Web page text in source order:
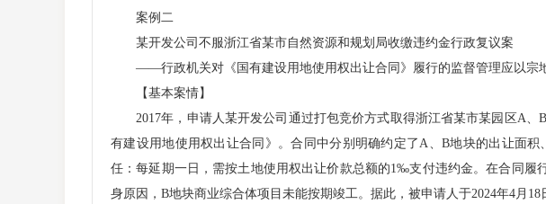
案例二
某开发公司不服浙江省某市自然资源和规划局收缴违约金行政复议案
——行政机关对《国有建设用地使用权出让合同》履行的监督管理应以宗
【基本案情】
2017年，申请人某开发公司通过打包竞价方式取得浙江省某市某园区A、
有建设用地使用权出让合同》。合同中分别明确约定了A、B地块的出让面
任：每延期一日，需按土地使用权出让价款总额的1‰支付违约金。在合同履
身原因，B地块商业综合体项目未能按期竣工。据此，被申请人于2024年4月